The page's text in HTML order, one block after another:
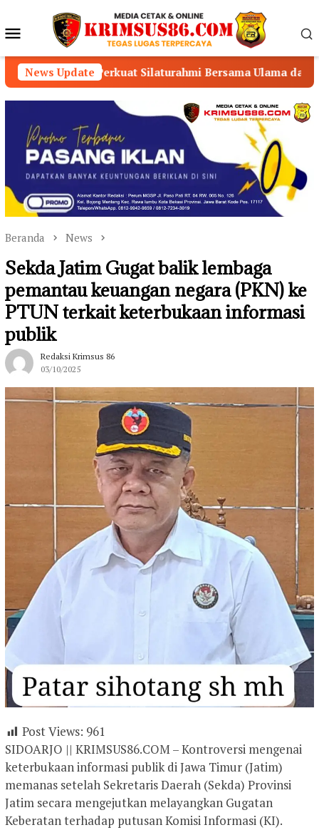
konten Menu
Mobile
News Update
Silaturahmi Bersama Ulama dan Masyarakat
Beranda News
Sekda Jatim Gugat balik lembaga
pemantau keuangan negara (PKN) ke
PTUN terkait keterbukaan informasi
publik
Redaksi Krimsus 86
03/10/2025
Post Views: 961
SIDOARJO || KRIMSUS86.COM – Kontroversi mengenai
keterbukaan informasi publik di Jawa Timur (Jatim)
memanas setelah Sekretaris Daerah (Sekda) Provinsi
Jatim secara mengejutkan melayangkan Gugatan
Keberatan terhadap putusan Komisi Informasi (KI).